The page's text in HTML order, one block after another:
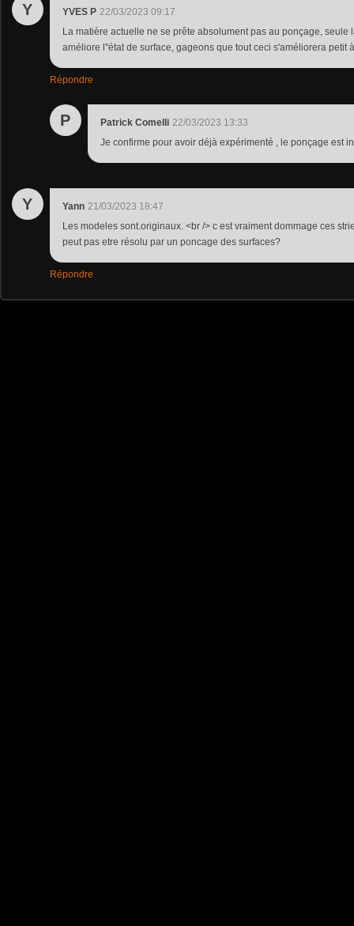
Y YVES P 22/03/2023 09:17
La matière actuelle ne se prête absolument pas au ponçage, seule
améliore l''état de surface, gageons que tout ceci s'améliorera petit
Répondre
P Patrick Comelli 22/03/2023 13:33
Je confirme pour avoir déjà expérimenté , le ponçage est
Y Yann 21/03/2023 18:47
Les modeles sont.originaux. <br /> c est vraiment dommage ces
peut pas etre résolu par un poncage des surfaces?
Répondre